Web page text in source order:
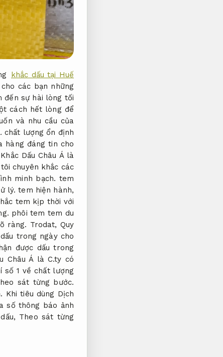
khắc dấu tại Huế
các bạn những
đến sự hài lòng tối
cách hết lòng để
và nhu cầu của
chất lượng ổn định
hàng đáng tin cho
Khắc Dấu Châu Á là
chuyên khắc các
minh bạch. tem
lý. tem hiện hành,
tem kịp thời với
phôi tem tem du
ràng. Trodat, Quy
trong ngày cho
được dấu trong
Châu Á là C.ty có
số 1 về chất lượng
sát từng bước.
Khi tiêu dùng Dịch
số thông báo ảnh
Theo sát từng